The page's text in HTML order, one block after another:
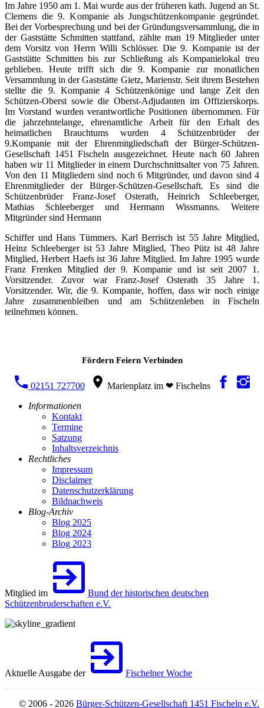
Im Jahre 1950 am 1. Mai wurde aus der früheren kath. Jugend an St.
Clemens die 9. Kompanie als Jungschützenkompanie gegründet.
Bei der Vorbesprechung und bei der Gründungsversammlung, die in
der Gaststätte Schmitten stattfand, zählte man 19 Mitglieder unter
dem Vorsitz von Herrn Willi Schlösser. Die 9. Kompanie ist der
Gaststätte Schmitten bis zur Schließung als Kompanielokal treu
geblieben. Heute trifft sich die 9. Kompanie zur monatlichen
Versammlung in der Gaststätte Gietz, Marienstr. Seit ihrem Bestehen
stellte die 9. Kompanie 4 Schützenkönige und lange Zeit den
Schützen-Oberst sowie die Oberst-Adjudanten im Offizierskorps.
Im Vorstand wurden verantwortliche Positionen übernommen. Für
die jahrzehntelange, ehrenamtliche Arbeit für den Erhalt des
heimatlichen Brauchtums wurden 4 Schützenbrüder der
9.Kompanie mit der Ehrenmitgliedschaft der Bürger-Schützen-
Gesellschaft 1451 Fischeln ausgezeichnet. Heute nach 60 Jahren
haben wir 11 Mitglieder in einem Durchschnittsalter von 75 Jahren.
Von den 11 Mitgliedern sind noch 6 Mitgründer, und davon sind 4
Ehrenmitglieder der Bürger-Schützen-Gesellschaft. Es sind die
Schützenbrüder Franz-Josef Osterath, Heinrich Schleeberger,
Mathias Schleeberger und Hermann Wissmanns. Weitere
Mitgründer sind Hermann
Schiffer und Hans Tümmers. Karl Berrisch ist 55 Jahre Mitglied,
Heinz Schleeberger ist 53 Jahre Mitglied, Theo Pütz ist 48 Jahre
Mitglied, Herbert Haefs ist 36 Jahre Mitglied. Im Jahre 1995 wurde
Franz Frenken Mitglied der 9. Kompanie und ist seit 2007 1.
Vorsitzender. Zuvor war Franz-Josef Osterath 35 Jahre 1.
Vorsitzender. Wir, die 9. Kompanie, hoffen, dass wir noch einige
Jahre zusammenbleiben und am Schützenleben in Fischeln
teilnehmen können.
Fördern Feiern Verbinden
02151 727700
Marienplatz im ❤ Fischelns
Informationen
Kontakt
Termine
Satzung
Inhaltsverzeichnis
Rechtliches
Impressum
Disclaimer
Datenschutzerklärung
Bildnachweis
Blog-Archiv
Blog 2025
Blog 2024
Blog 2023
Mitglied im
Bund der historischen deutschen
Schützenbruderschaften e.V.
Aktuelle Ausgabe der Fischelner Woche
© 2006 - 2026 Bürger-Schützen-Gesellschaft 1451 Fischeln e.V.